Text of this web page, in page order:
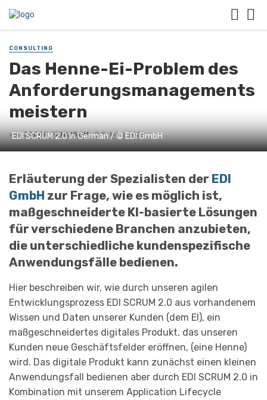
CONSULTING
Das Henne-Ei-Problem des
Anforderungsmanagements
meistern
vonJOERG FEHLISCH 5. März 2021
EDI SCRUM 2.0 in German / © EDI GmbH
Erläuterung der Spezialisten der EDI
GmbH zur Frage, wie es möglich ist,
maßgeschneiderte KI-basierte Lösungen
für verschiedene Branchen anzubieten,
die unterschiedliche kundenspezifische
Anwendungsfälle bedienen.
Hier beschreiben wir, wie durch unseren agilen
Entwicklungsprozess EDI SCRUM 2.0 aus vorhandenem
Wissen und Daten unserer Kunden (dem EI), ein
maßgeschneidertes digitales Produkt, das unseren
Kunden neue Geschäftsfelder eröffnen, (eine Henne)
wird. Das digitale Produkt kann zunächst einen kleinen
Anwendungsfall bedienen aber durch EDI SCRUM 2.0 in
Kombination mit unserem Application Lifecycle